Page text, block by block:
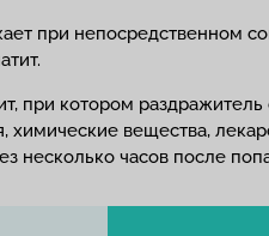
при непосредственном
при котором
вещества,
несколько часов после